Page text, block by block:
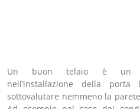
Un buon telaio è un
nell’installazione della
sottovalutare nemmeno la